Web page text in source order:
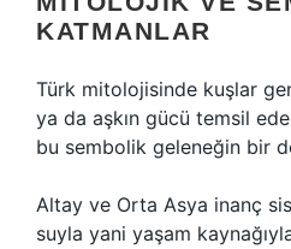
KATMANLAR
Türk mitolojisinde kuşlar
ya da aşkın gücü temsil
bu sembolik geleneğin bir
Altay ve Orta Asya inanç
suyla yani yaşam